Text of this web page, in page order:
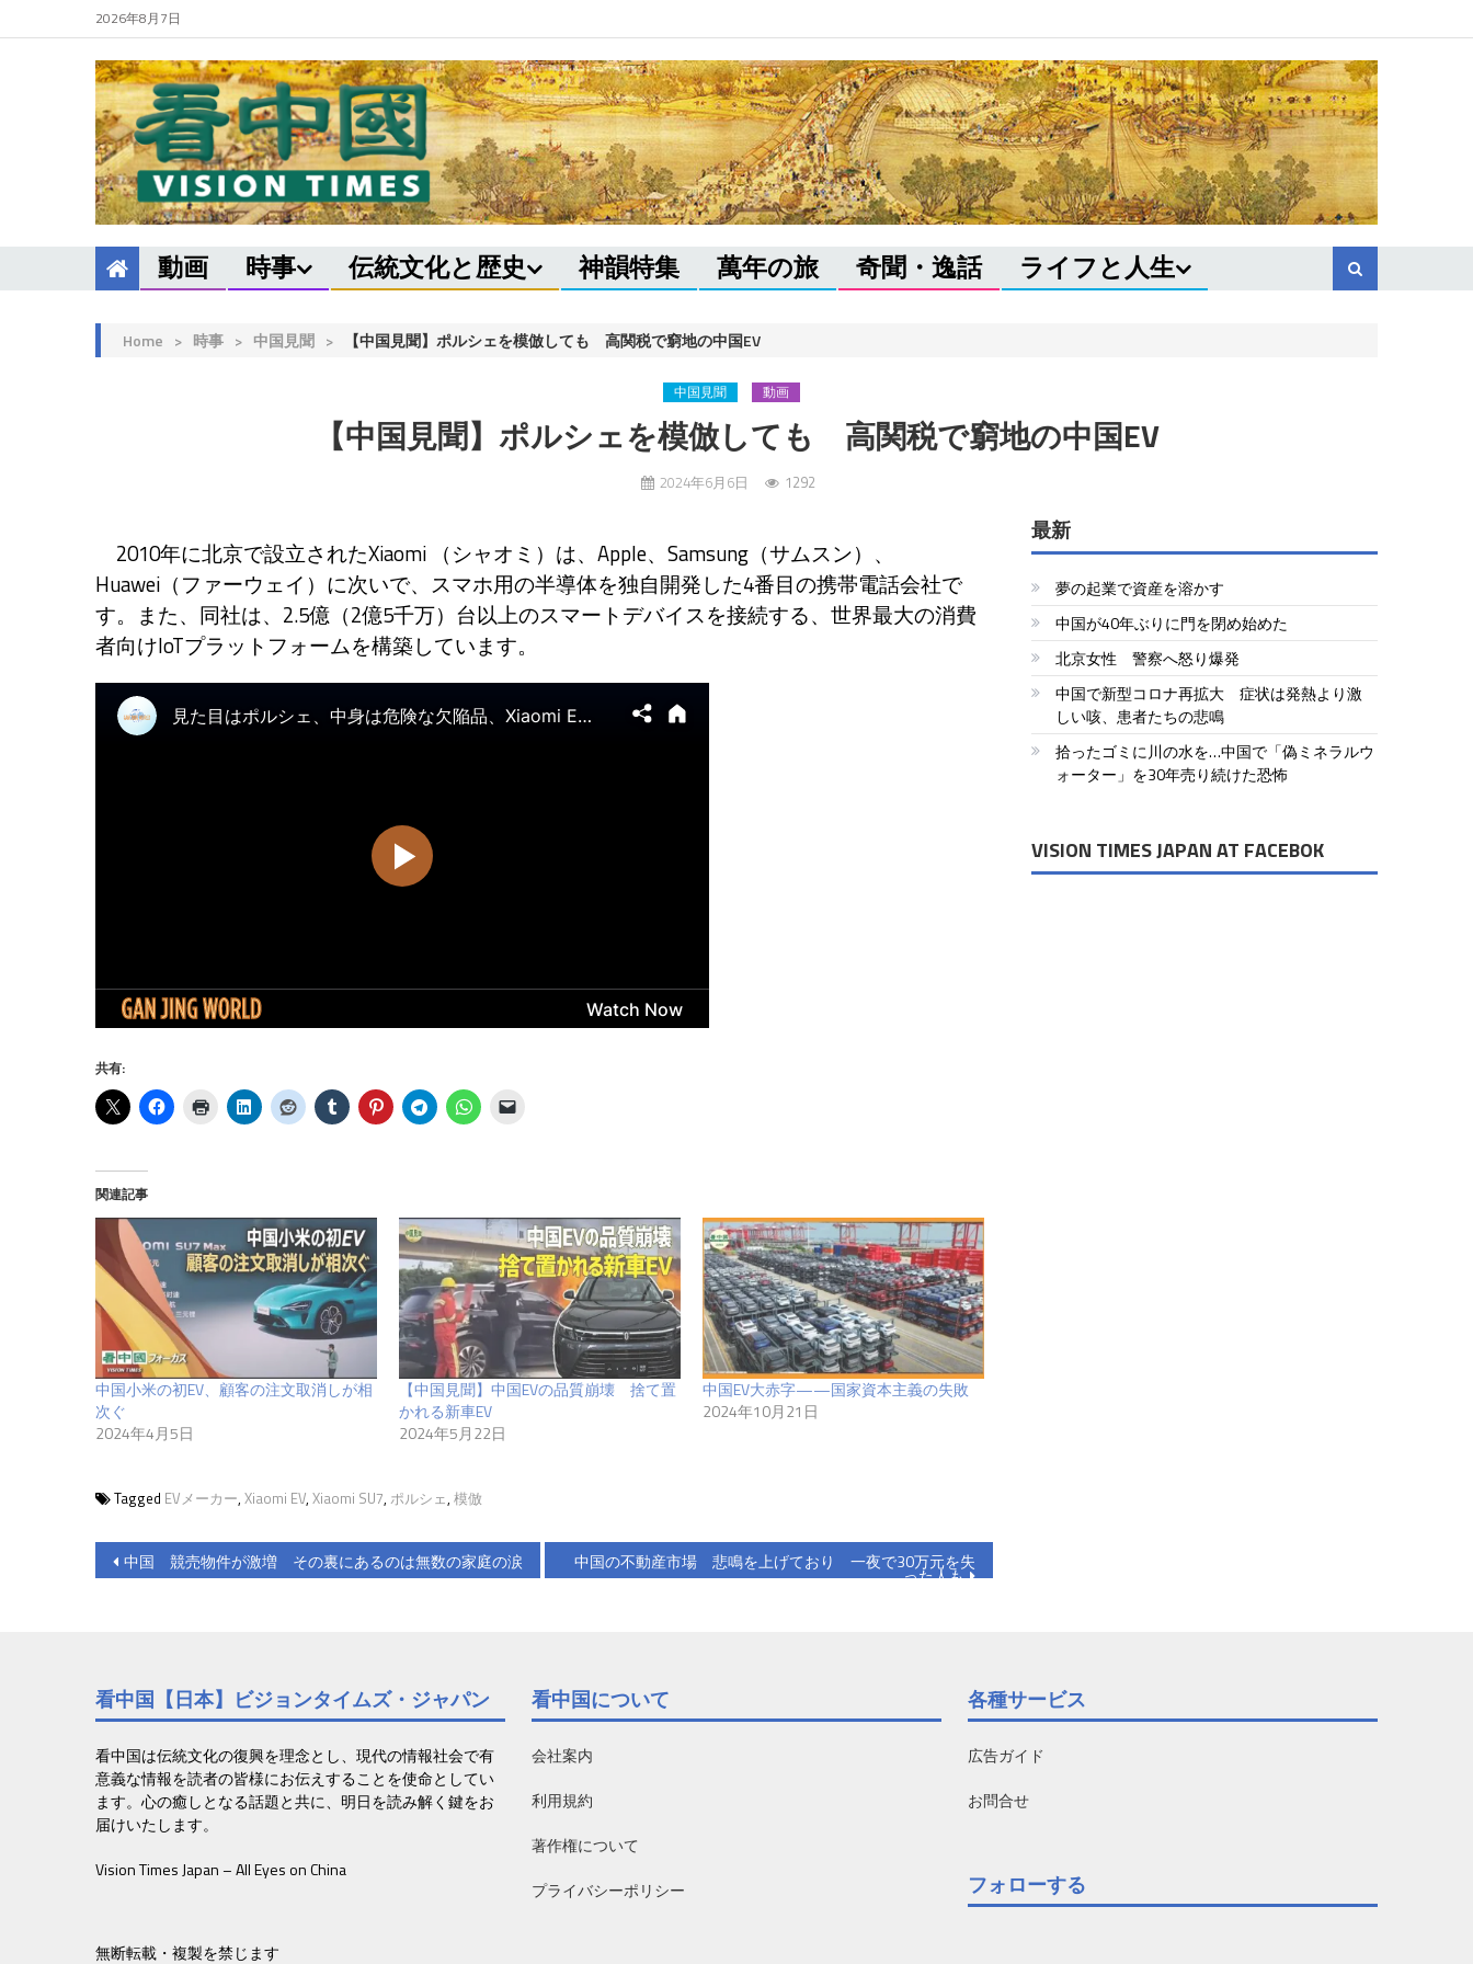
2026年8月7日
動画 時事 伝統文化と歴史 神韻特集 萬年の旅 奇聞・逸話 ライフと人生
Home > 時事 > 中国見聞 > 【中国見聞】ポルシェを模倣しても 高関税で窮地の中国EV
中国見聞 動画
【中国見聞】ポルシェを模倣しても 高関税で窮地の中国EV
2024年6月6日 1292
2010年に北京で設立されたXiaomi （シャオミ）は、Apple、Samsung（サムスン）、
Huawei（ファーウェイ）に次いで、スマホ用の半導体を独自開発した4番目の携帯電話会社で
す。また、同社は、2.5億（2億5千万）台以上のスマートデバイスを接続する、世界最大の消費
者向けIoTプラットフォームを構築しています。
共有:
関連記事
中国小米の初EV、顧客の注文取消しが相
次ぐ
2024年4月5日
【中国見聞】中国EVの品質崩壊 捨て置
かれる新車EV
2024年5月22日
中国EV大赤字——国家資本主義の失敗
2024年10月21日
Tagged EVメーカー, Xiaomi EV, Xiaomi SU7, ポルシェ, 模倣
投
ビ
ゲ
ー
シ
ョ
ン
中国 競売物件が激増 その裏にあるのは無数の家庭の涙 中国の不動産市場 悲鳴を上げており 一夜で30万元を失
った人も
最新
夢の起業で資産を溶かす
中国が40年ぶりに門を閉め始めた
北京女性 警察へ怒り爆発
中国で新型コロナ再拡大 症状は発熱より激
しい咳、患者たちの悲鳴
拾ったゴミに川の水を…中国で「偽ミネラルウ
ォーター」を30年売り続けた恐怖
VISION TIMES JAPAN AT FACEBOK
看中国【日本】ビジョンタイムズ・ジャパン
看中国は伝統文化の復興を理念とし、現代の情報社会で有
意義な情報を読者の皆様にお伝えすることを使命としてい
ます。心の癒しとなる話題と共に、明日を読み解く鍵をお
届けいたします。
Vision Times Japan – All Eyes on China
無断転載・複製を禁じます
看中国について
会社案内
利用規約
著作権について
プライバシーポリシー
各種サービス
広告ガイド
お問合せ
フォローする